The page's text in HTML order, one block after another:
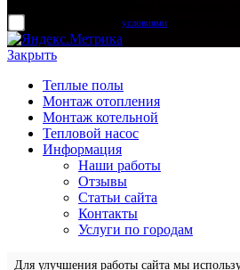
условиями
Закрыть
Теплые полы
Монтаж отопления
Монтаж котельной
Тепловой насос
Информация
Наши работы
Отзывы
Статьи сайта
Контакты
Услуги по городам
Для улучшения работы сайта мы